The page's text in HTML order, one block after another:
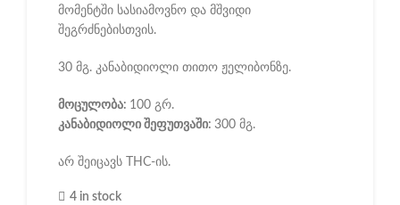
მომენტში სასიამოვნო და მშვიდი
შეგრძნებისთვის.
30 მგ. კანაბიდიოლი თითო ჟელიბონზე.
მოცულობა: 100 გრ.
კანაბიდიოლი შეფუთვაში: 300 მგ.
არ შეიცავს THC-ის.
4 in stock